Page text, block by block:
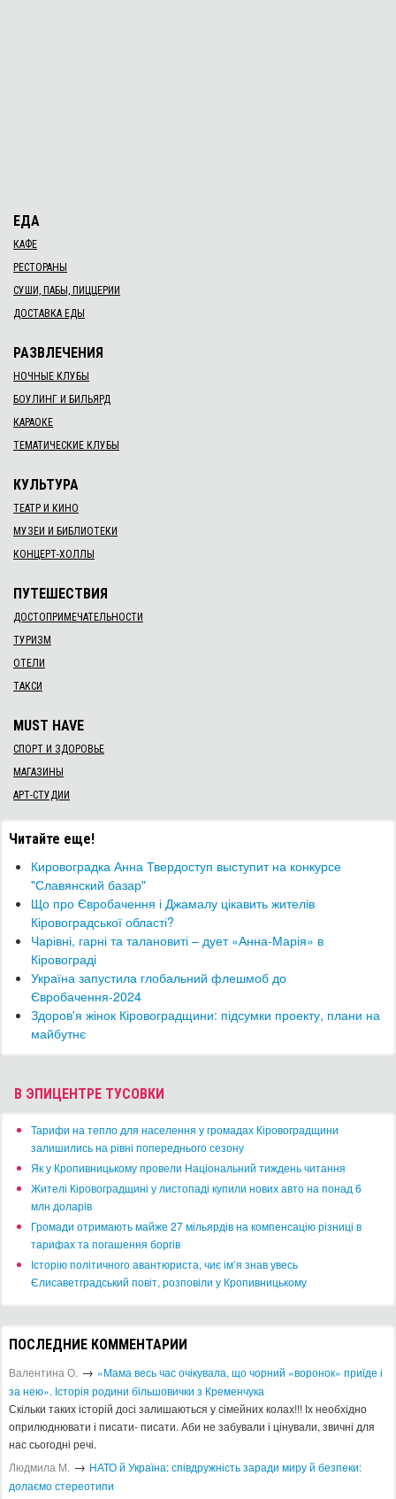
ЕДА
КАФЕ
РЕСТОРАНЫ
СУШИ, ПАБЫ, ПИЦЦЕРИИ
ДОСТАВКА ЕДЫ
РАЗВЛЕЧЕНИЯ
НОЧНЫЕ КЛУБЫ
БОУЛИНГ И БИЛЬЯРД
КАРАОКЕ
ТЕМАТИЧЕСКИЕ КЛУБЫ
КУЛЬТУРА
ТЕАТР И КИНО
МУЗЕИ И БИБЛИОТЕКИ
КОНЦЕРТ-ХОЛЛЫ
ПУТЕШЕСТВИЯ
ДОСТОПРИМЕЧАТЕЛЬНОСТИ
ТУРИЗМ
ОТЕЛИ
ТАКСИ
MUST HAVE
СПОРТ И ЗДОРОВЬЕ
МАГАЗИНЫ
АРТ-СТУДИИ
Читайте еще!
​Кировоградка Анна Твердоступ выступит на конкурсе
"Славянский базар"
Що про Євробачення і Джамалу цікавить жителів
Кіровоградської області?
​Чарівні, гарні та талановиті – дует «Анна-Марія» в
Кіровограді
​Україна запустила глобальний флешмоб до
Євробачення-2024
Здоров'я жінок Кіровоградщини: підсумки проекту, плани на
майбутнє
В ЭПИЦЕНТРЕ ТУСОВКИ
​Тарифи на тепло для населення у громадах Кіровоградщини
залишились на рівні попереднього сезону
​Як у Кропивницькому провели Національний тиждень читання
​Жителі Кіровоградщині у листопаді купили нових авто на понад 6
млн доларів
​Громади отримають майже 27 мільярдів на компенсацію різниці в
тарифах та погашення боргів
Історію політичного авантюриста, чиє ім’я знав увесь
Єлисаветградський повіт, розповіли у Кропивницькому
ПОСЛЕДНИЕ КОММЕНТАРИИ
Валентина О. → «Мама весь час очікувала, що чорний «воронок» приїде і
за нею». Історія родини більшовички з Кременчука
Скільки таких історій досі залишаються у сімейних колах!!! Іх необхідно
оприлюднювати і писати- писати. Аби не забували і цінували, звичні для
нас сьогодні речі.
Людмила М. → ​НАТО й Україна: співдружність заради миру й безпеки:
долаємо стереотипи